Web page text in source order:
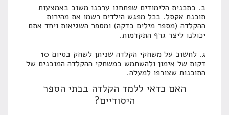
ב. בתכנית הלימודים שפתחנו ערכנו משוב באמצעות
תוכנת אקסל. בכל מפגש הילדים רשמו את מהירות
ההקלדה (מספר מילים בדקה) ומספר השגיאות ויחד אתם
יכולנו ליצר גרף התקדמות.
ג. לחשוב על משחקי הקלדה שניתן לשחק בסיום 10
דקות של אימון ולהשתמש במשחקי ההקלדה המובנים של
התוכנות שצורפו למעלה.
האם כדאי ללמד הקלדה בבתי הספר
היסודיים?